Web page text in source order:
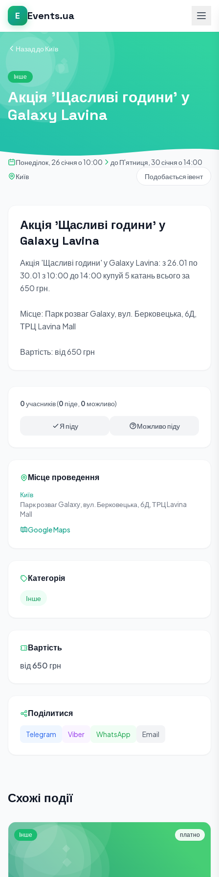
E Events.ua
Назад до Київ
Інше
Акція 'Щасливі години' у
Galaxy Lavina
Понеділок, 26 січня о 10:00
до П'ятниця, 30 січня о 14:00
Київ
Подобається івент
Акція 'Щасливі години' у
Galaxy Lavina
Акція 'Щасливі години' у Galaxy Lavina: з 26.01 по
30.01 з 10:00 до 14:00 купуй 5 катань всього за
650 грн.
Місце: Парк розваг Galaxy, вул. Берковецька, 6Д,
ТРЦ Lavina Mall
Вартість: від 650 грн
0учасників (0 піде, 0 можливо)
Я піду Можливо піду
Місце проведення
Київ
Парк розваг Galaxy, вул. Берковецька, 6Д, ТРЦ Lavina
Mall
Google Maps
Категорія
Інше
Вартість
від 650 грн
Поділитися
Telegram Viber WhatsApp Email
Схожі події
Інше платно